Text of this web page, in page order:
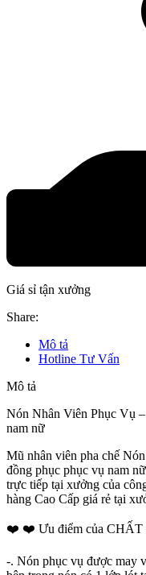
Giá sỉ tận xưởng
Share:
Mô tả
Hotline Tư Vấn
Mô tả
Nón Nhân Viên Phục Vụ
nam nữ
Mũ nhân viên pha chế
đồng phục phục vụ nam
trực tiếp tại xưởng của
hàng Cao Cấp giá rẻ tại
❤️ ❤️ Ưu điểm của CHẤT
-. Nón phục vụ được may